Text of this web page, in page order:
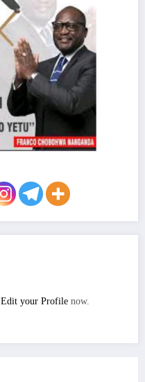
Edit your Profile now.